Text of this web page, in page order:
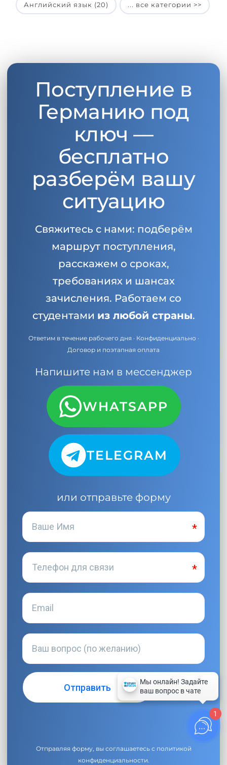
Английский язык (20) ... все категории >>
Поступление в
Германию под
ключ —
бесплатно
разберём вашу
ситуацию
Свяжитесь с нами: подберём
маршрут поступления,
расскажем о сроках,
требованиях и шансах
зачисления. Работаем со
студентами из любой страны.
Ответим в течение рабочего дня · Конфиденциально ·
Договор и поэтапная оплата
Напишите нам в мессенджер
WHATSAPP
TELEGRAM
или отправьте форму
Отправляя форму, вы соглашаетесь с политикой
конфиденциальности.
1